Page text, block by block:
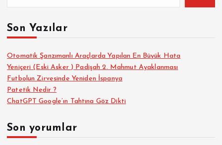
Son Yazılar
Otomatik Şanzımanlı Araçlarda Yapılan En Büyük Hata
Yeniçeri (Eski Asker ) Padişah 2. Mahmut Ayaklanması
Futbolun Zirvesinde Yeniden İspanya
Patetik Nedir ?
ChatGPT Google’ın Tahtına Göz Dikti
Son yorumlar